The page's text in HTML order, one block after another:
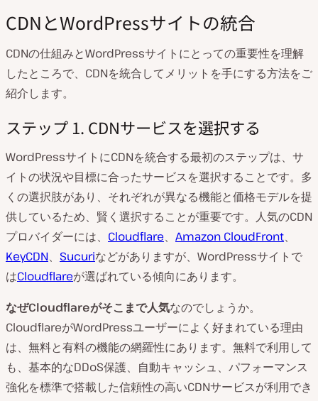
CDNとWordPressサイトの統合
CDNの仕組みとWordPressサイトにとっての重要性を理解
したところで、CDNを統合してメリットを手にする方法をご
紹介します。
ステップ 1. CDNサービスを選択する
WordPressサイトにCDNを統合する最初のステップは、サ
イトの状況や目標に合ったサービスを選択することです。多
くの選択肢があり、それぞれが異なる機能と価格モデルを提
供しているため、賢く選択することが重要です。人気のCDN
プロバイダーには、 Cloudflare、 Amazon CloudFront、
KeyCDN、 Sucuriなどがありますが、WordPressサイトで
はCloudflareが選ばれている傾向にあります。
なぜCloudflareがそこまで人気なのでしょうか。
CloudflareがWordPressユーザーによく好まれている理由
は、無料と有料の機能の網羅性にあります。無料で利用して
も、基本的なDDoS保護、自動キャッシュ、パフォーマンス
強化を標準で搭載した信頼性の高いCDNサービスが利用でき